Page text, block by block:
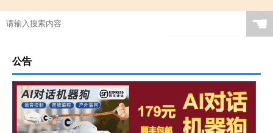
☚
公告